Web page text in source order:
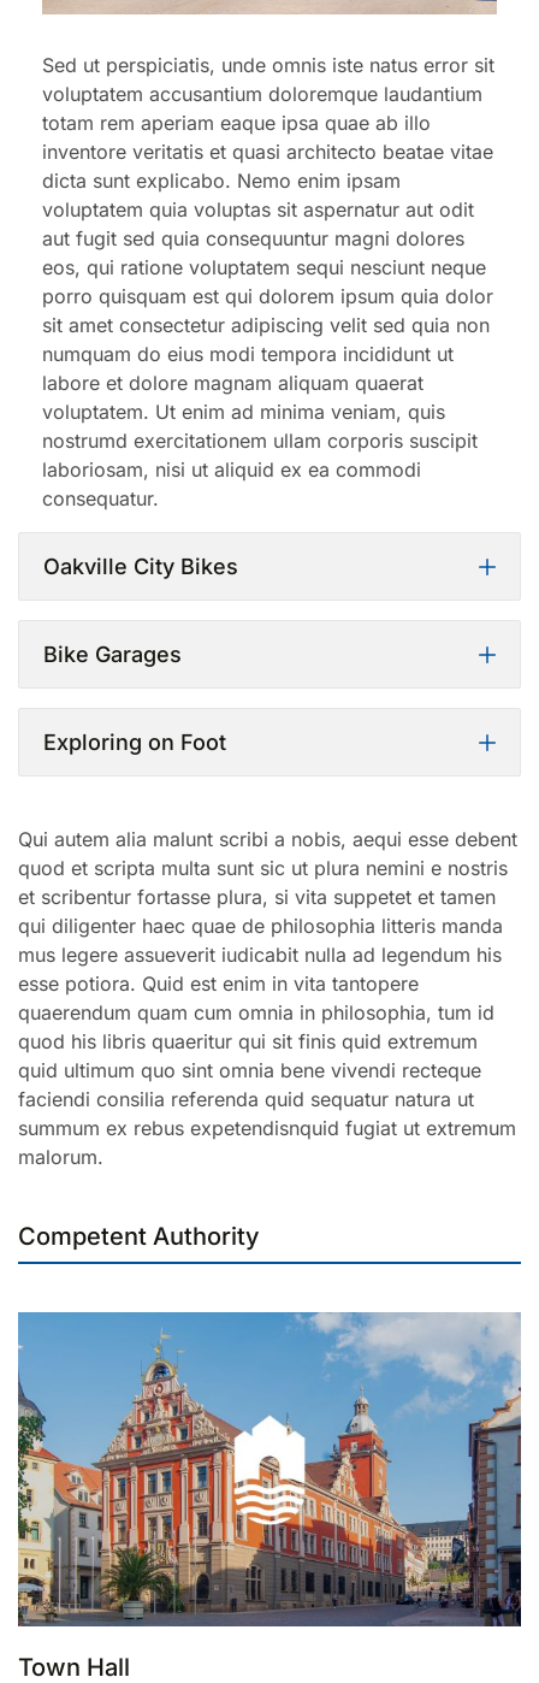
Sed ut perspiciatis, unde omnis iste natus error sit
voluptatem accusantium doloremque laudantium
totam rem aperiam eaque ipsa quae ab illo
inventore veritatis et quasi architecto beatae vitae
dicta sunt explicabo. Nemo enim ipsam
voluptatem quia voluptas sit aspernatur aut odit
aut fugit sed quia consequuntur magni dolores
eos, qui ratione voluptatem sequi nesciunt neque
porro quisquam est qui dolorem ipsum quia dolor
sit amet consectetur adipiscing velit sed quia non
numquam do eius modi tempora incididunt ut
labore et dolore magnam aliquam quaerat
voluptatem. Ut enim ad minima veniam, quis
nostrumd exercitationem ullam corporis suscipit
laboriosam, nisi ut aliquid ex ea commodi
consequatur.
Oakville City Bikes
Bike Garages
Exploring on Foot
Qui autem alia malunt scribi a nobis, aequi esse debent
quod et scripta multa sunt sic ut plura nemini e nostris
et scribentur fortasse plura, si vita suppetet et tamen
qui diligenter haec quae de philosophia litteris manda
mus legere assueverit iudicabit nulla ad legendum his
esse potiora. Quid est enim in vita tantopere
quaerendum quam cum omnia in philosophia, tum id
quod his libris quaeritur qui sit finis quid extremum
quid ultimum quo sint omnia bene vivendi recteque
faciendi consilia referenda quid sequatur natura ut
summum ex rebus expetendisnquid fugiat ut extremum
malorum.
Competent Authority
Town Hall